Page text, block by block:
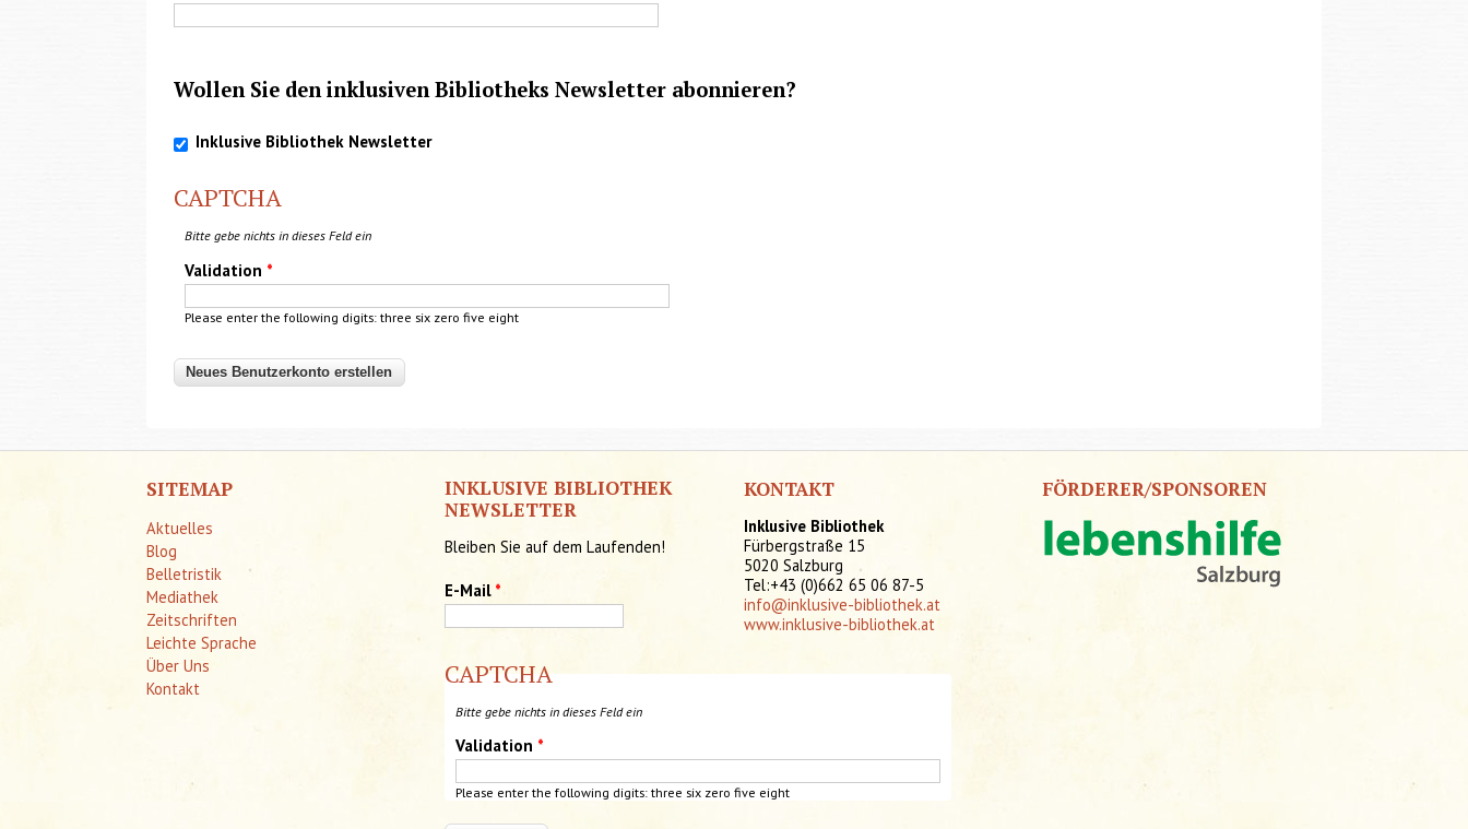
Wollen Sie den inklusiven Bibliotheks Newsletter abonnieren?
Inklusive Bibliothek Newsletter
CAPTCHA
Bitte gebe nichts in dieses Feld ein
Validation *
Please enter the following digits: three six zero five eight
SITEMAP
Aktuelles
Blog
Belletristik
Mediathek
Zeitschriften
Leichte Sprache
Über Uns
Kontakt
INKLUSIVE BIBLIOTHEK
NEWSLETTER
Bleiben Sie auf dem Laufenden!
E-Mail *
CAPTCHA
Bitte gebe nichts in dieses Feld ein
Validation *
Please enter the following digits: three six zero five eight
KONTAKT
Inklusive Bibliothek
Fürbergstraße 15
5020 Salzburg
Tel:+43 (0)662 65 06 87-5
info@inklusive-bibliothek.at
www.inklusive-bibliothek.at
FÖRDERER/SPONSOREN